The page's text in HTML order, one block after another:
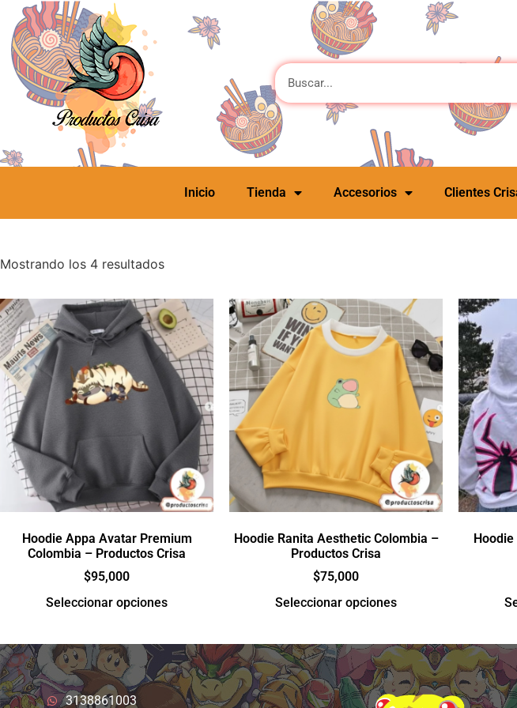
Inicio Tienda Accesorios Clientes
Mostrando los 4 resultados
Hoodie Appa Avatar Premium
Colombia – Productos Crisa
$95,000
Seleccionar opciones
Hoodie Ranita Aesthetic Colombia –
Productos Crisa
$75,000
Seleccionar opciones
3138861003